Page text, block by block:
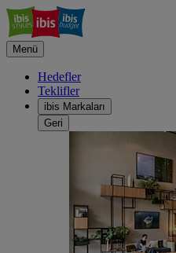
Menü
Hedefler
Teklifler
ibis Markaları
Geri